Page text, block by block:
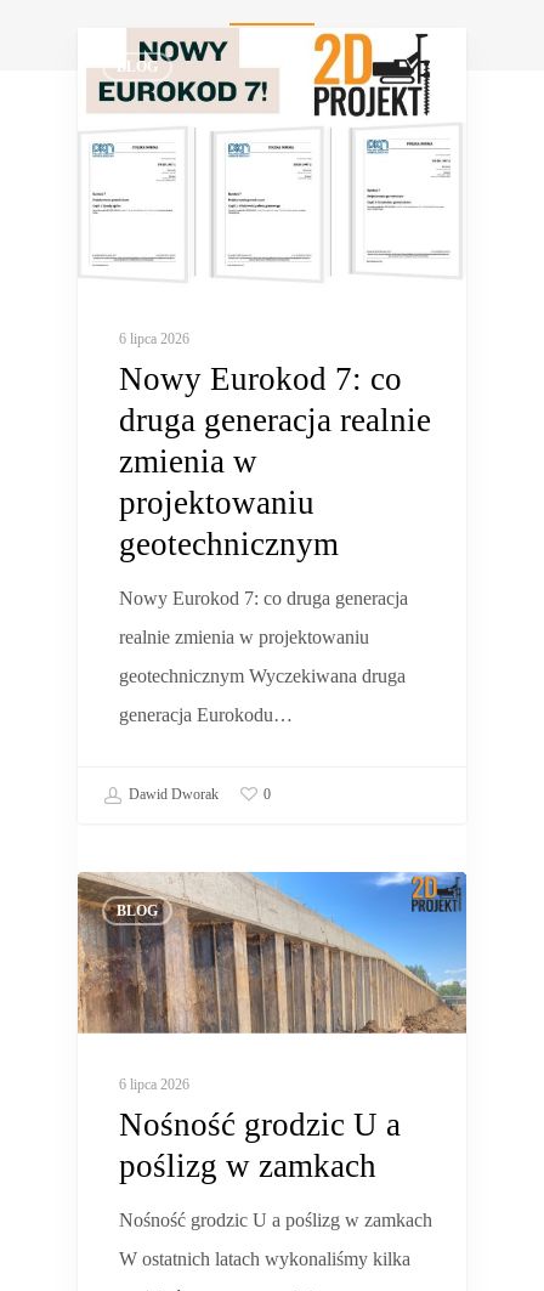
analysis) dla obiektów po
awarii
koncepcji i przetargu
BLOG
6 lipca 2026
Nowy Eurokod 7: co
druga generacja realnie
zmienia w
projektowaniu
geotechnicznym
Nowy Eurokod 7: co druga generacja
realnie zmienia w projektowaniu
geotechnicznym Wyczekiwana druga
generacja Eurokodu…
Dawid Dworak 0
BLOG
6 lipca 2026
Nośność grodzic U a
poślizg w zamkach
Nośność grodzic U a poślizg w zamkach
W ostatnich latach wykonaliśmy kilka